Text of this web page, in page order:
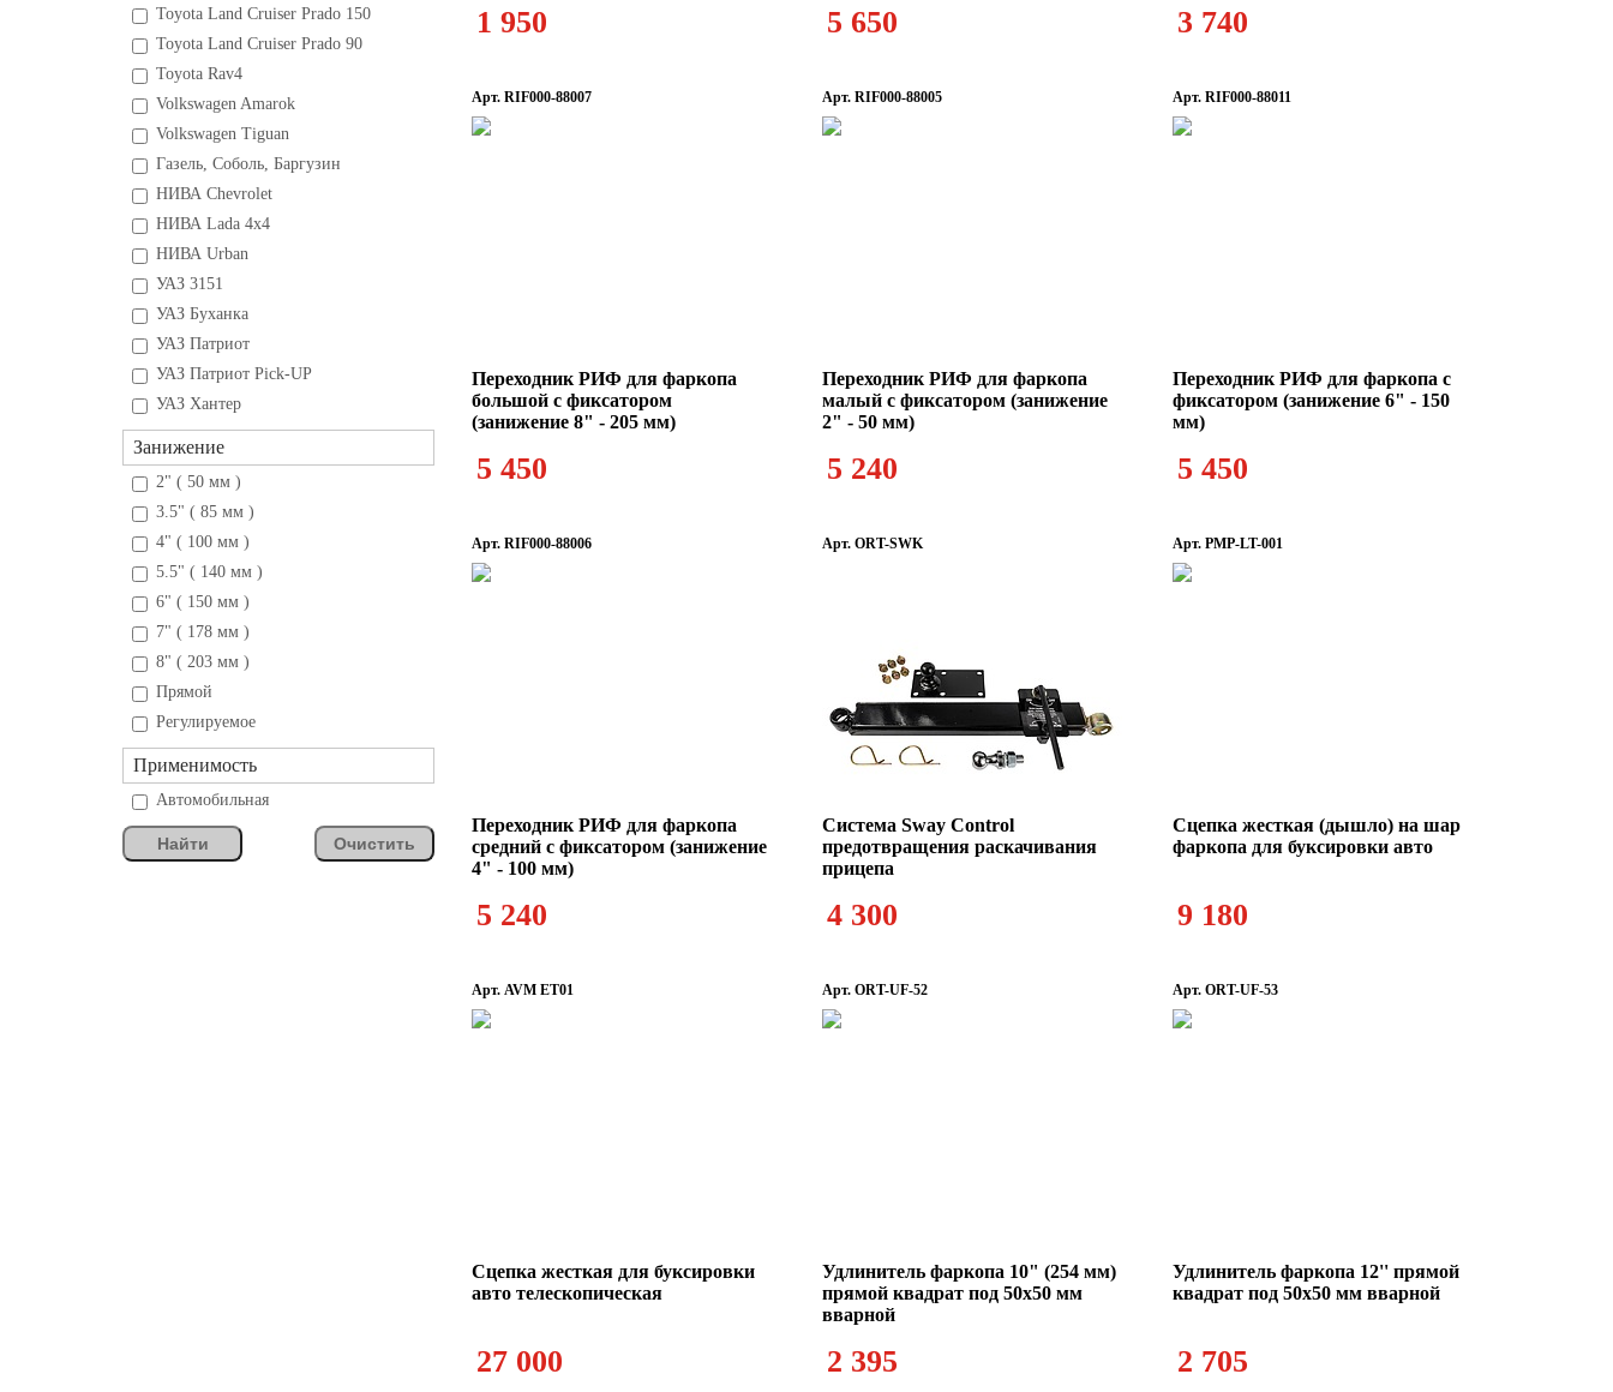
Toyota Land Cruiser Prado 150
Toyota Land Cruiser Prado 90
Toyota Rav4
Volkswagen Amarok
Volkswagen Tiguan
Газель, Соболь, Баргузин
НИВА Chevrolet
НИВА Lada 4x4
НИВА Urban
УАЗ 3151
УАЗ Буханка
УАЗ Патриот
УАЗ Патриот Pick-UP
УАЗ Хантер
Занижение
2" ( 50 мм )
3.5" ( 85 мм )
4" ( 100 мм )
5.5" ( 140 мм )
6" ( 150 мм )
7" ( 178 мм )
8" ( 203 мм )
Прямой
Регулируемое
Применимость
Автомобильная
Найти Очистить
1 950 5 650 3 740
Арт. RIF000-88007
Переходник РИФ для фаркопа
большой с фиксатором
(занижение 8" - 205 мм)
5 450
Арт. RIF000-88005
Переходник РИФ для фаркопа
малый с фиксатором (занижение
2" - 50 мм)
5 240
Арт. RIF000-88011
Переходник РИФ для фаркопа с
фиксатором (занижение 6" - 150
мм)
5 450
Арт. RIF000-88006
Переходник РИФ для фаркопа
средний с фиксатором (занижение
4" - 100 мм)
5 240
Арт. ORT-SWK
Система Sway Control
предотвращения раскачивания
прицепа
4 300
Арт. PMP-LT-001
Сцепка жесткая (дышло) на шар
фаркопа для буксировки авто
9 180
Арт. AVM ET01
Сцепка жесткая для буксировки
авто телескопическая
27 000
Арт. ORT-UF-52
Удлинитель фаркопа 10" (254 мм)
прямой квадрат под 50х50 мм
вварной
2 395
Арт. ORT-UF-53
Удлинитель фаркопа 12'' прямой
квадрат под 50х50 мм вварной
2 705